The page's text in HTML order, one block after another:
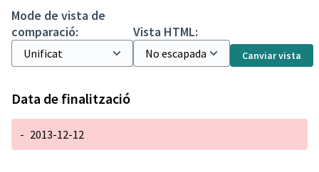
Mode de vista de
comparació:
Vista HTML:
Canviar vista
Data de finalització
- 2013-12-12